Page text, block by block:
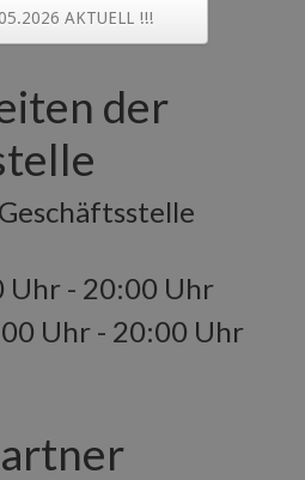
AKTUELL !!!
der
Uhr - 20:00 Uhr
Uhr - 20:00 Uhr